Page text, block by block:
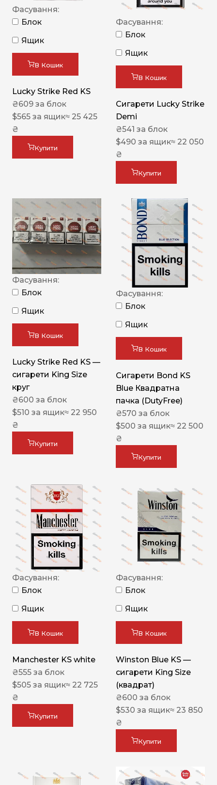
Фасування:
Блок
Ящик
В Кошик
Lucky Strike Red KS
₴609 за блок
$565 за ящик≈ 25 425
₴
Купити
Фасування:
Блок
Ящик
В Кошик
Сигарети Lucky Strike
Demi
₴541 за блок
$490 за ящик≈ 22 050
₴
Купити
Фасування:
Блок
Ящик
В Кошик
Lucky Strike Red KS —
сигарети King Size
круг
₴600 за блок
$510 за ящик≈ 22 950
₴
Купити
Фасування:
Блок
Ящик
В Кошик
Сигарети Bond KS
Blue Квадратна
пачка (DutyFree)
₴570 за блок
$500 за ящик≈ 22 500
₴
Купити
Фасування:
Блок
Ящик
В Кошик
Manchester KS white
₴555 за блок
$505 за ящик≈ 22 725
₴
Купити
Фасування:
Блок
Ящик
В Кошик
Winston Blue KS —
сигарети King Size
(квадрат)
₴600 за блок
$530 за ящик≈ 23 850
₴
Купити